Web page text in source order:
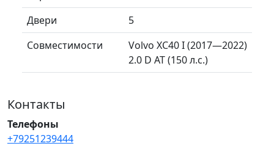
Двери
5
Совместимости
Volvo XC40 I (2017—2022)
2.0 D AT (150 л.с.)
Контакты
Телефоны
+79251239444